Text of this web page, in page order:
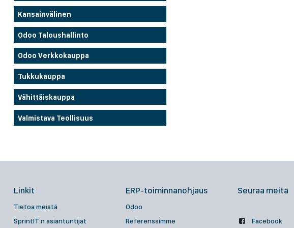
Kansainvälinen
Odoo Taloushallinto
Odoo Verkkokauppa
Tukkukauppa
Vähittäiskauppa
Valmistava Teollisuus
Linkit
Tietoa meistä
SprintIT:n asiantuntijat
ERP-toiminnanohjaus
Odoo
Referenssimme
Seuraa meitä
Facebook